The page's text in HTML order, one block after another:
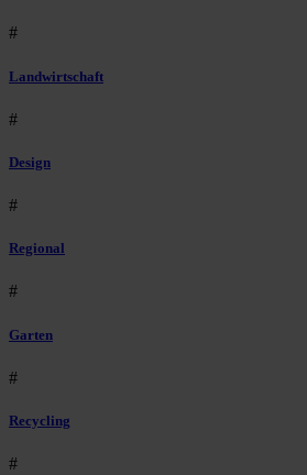
#
Landwirtschaft
#
Design
#
Regional
#
Garten
#
Recycling
#